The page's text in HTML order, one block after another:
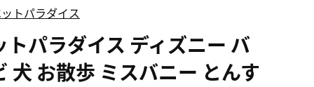
トパラダイス
トパラダイス ディズニー バ
犬 お散歩 ミスバニー とんす